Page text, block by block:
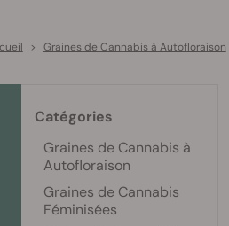
> Graines de Cannabis à Autofloraison
Catégories
Graines de Cannabis à
Autofloraison
Graines de Cannabis
Féminisées